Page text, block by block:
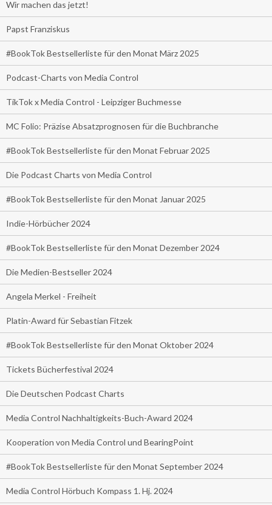
Wir machen das jetzt!
Papst Franziskus
#BookTok Bestsellerliste für den Monat März 2025
Podcast-Charts von Media Control
TikTok x Media Control - Leipziger Buchmesse
MC Folio: Präzise Absatzprognosen für die Buchbranche
#BookTok Bestsellerliste für den Monat Februar 2025
Die Podcast Charts von Media Control
#BookTok Bestsellerliste für den Monat Januar 2025
Indie-Hörbücher 2024
#BookTok Bestsellerliste für den Monat Dezember 2024
Die Medien-Bestseller 2024
Angela Merkel - Freiheit
Platin-Award für Sebastian Fitzek
#BookTok Bestsellerliste für den Monat Oktober 2024
Tickets Bücherfestival 2024
Die Deutschen Podcast Charts
Media Control Nachhaltigkeits-Buch-Award 2024
Kooperation von Media Control und BearingPoint
#BookTok Bestsellerliste für den Monat September 2024
Media Control Hörbuch Kompass 1. Hj. 2024